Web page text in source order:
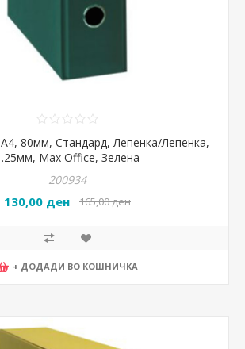
80мм, Стандард, Лепенка/Лепенка,
Max Office, Зелена
200934
130,00 ден 165,00 ден
+ ДОДАДИ ВО КОШНИЧКА